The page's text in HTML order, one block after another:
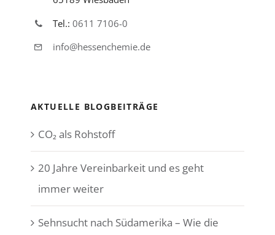
Tel.: 0611 7106-0
info@hessenchemie.de
AKTUELLE BLOGBEITRÄGE
CO₂ als Rohstoff
20 Jahre Vereinbarkeit und es geht
immer weiter
Sehnsucht nach Südamerika – Wie die